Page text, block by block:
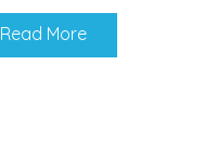
Read More